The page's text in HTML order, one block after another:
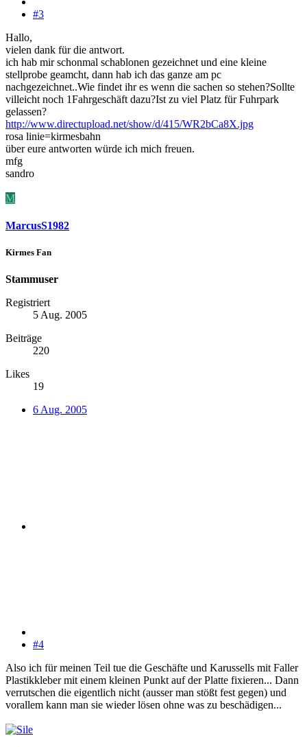
#3
Hallo,
vielen dank für die antwort.
ich hab mir schonmal schablonen gezeichnet und eine kleine
stellprobe geamcht, dann hab ich das ganze am pc
nachgezeichnet..Wie findet ihr es wenn die sachen so stehen?Sollte
villeicht noch 1Fahrgeschäft dazu?Ist zu viel Platz für Fuhrpark
gelassen?
http://www.directupload.net/show/d/415/WR2bCa8X.jpg
rosa linie=kirmesbahn
über eure antworten würde ich mich freuen.
mfg
sandro
M
MarcusS1982
Kirmes Fan
Stammuser
Registriert
5 Aug. 2005
Beiträge
220
Likes
19
6 Aug. 2005
#4
Also ich für meinen Teil tue die Geschäfte und Karussells mit Faller
Plastikkleber mit einem kleinen Punkt auf der Platte fixieren... Dann
verrutschen die eigentlich nicht (ausser man stößt fest gegen) und
vorallem kann man sie wieder lösen ohne was zu beschädigen...